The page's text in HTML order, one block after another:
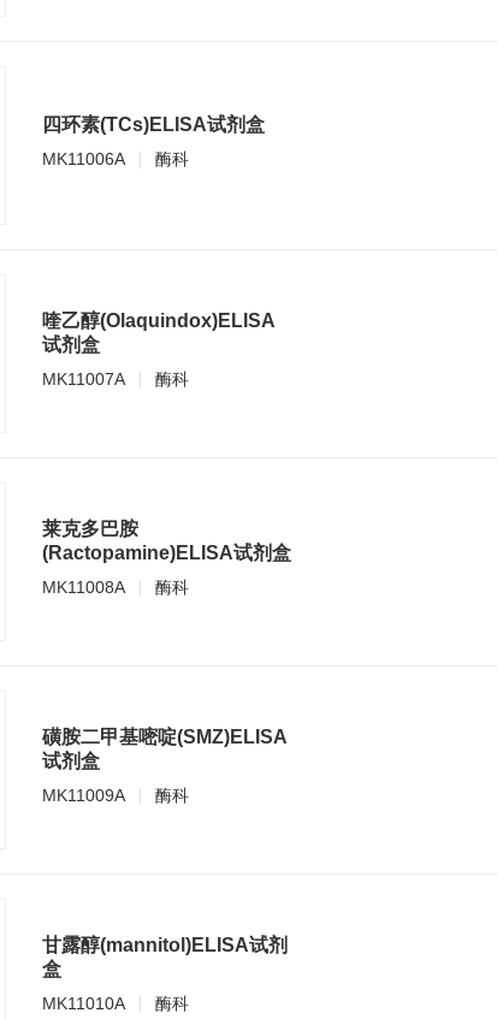
四环素(TCs)ELISA试剂盒
MK11006A 酶科
喹乙醇(Olaquindox)ELISA
试剂盒
MK11007A 酶科
莱克多巴胺
(Ractopamine)ELISA试剂盒
MK11008A 酶科
磺胺二甲基嘧啶(SMZ)ELISA
试剂盒
MK11009A 酶科
甘露醇(mannitol)ELISA试剂
盒
MK11010A 酶科